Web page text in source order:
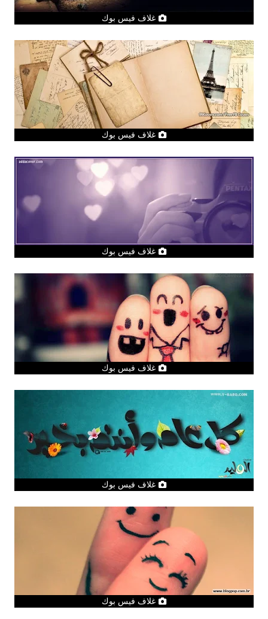
غلاف فيس بوك
غلاف فيس بوك
غلاف فيس بوك
غلاف فيس بوك
غلاف فيس بوك
غلاف فيس بوك